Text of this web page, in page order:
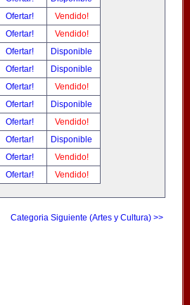
Ofertar!
Vendido!
Ofertar!
Vendido!
Ofertar!
Disponible
Ofertar!
Disponible
Ofertar!
Vendido!
Ofertar!
Disponible
Ofertar!
Vendido!
Ofertar!
Disponible
Ofertar!
Vendido!
Ofertar! Vendido!
Categoria Siguiente (Artes y Cultura) >>